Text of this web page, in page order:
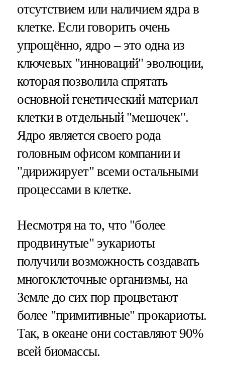
отсутствием или наличием ядра в
клетке. Если говорить очень
упрощённо, ядро – это одна из
ключевых "инноваций" эволюции,
которая позволила спрятать
основной генетический материал
клетки в отдельный "мешочек".
Ядро является своего рода
головным офисом компании и
"дирижирует" всеми остальными
процессами в клетке.
Несмотря на то, что "более
продвинутые" эукариоты
получили возможность создавать
многоклеточные организмы, на
Земле до сих пор процветают
более "примитивные" прокариоты.
Так, в океане они составляют 90%
всей биомассы.